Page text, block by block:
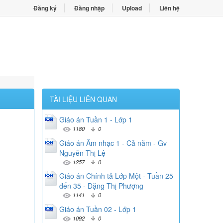
Đăng ký Đăng nhập Upload Liên hệ
TÀI LIỆU LIÊN QUAN
Giáo án Tuần 1 - Lớp 1
1180 0
Giáo án Âm nhạc 1 - Cả năm - Gv
Nguyễn Thị Lệ
1257 0
Giáo án Chính tả Lớp Một - Tuần 25
đến 35 - Đặng Thị Phượng
1141 0
Giáo án Tuần 02 - Lớp 1
1092 0